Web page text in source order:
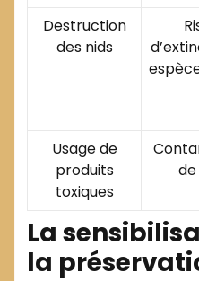
Destruction
des nids
Usage de
produits
toxiques
de
La
la